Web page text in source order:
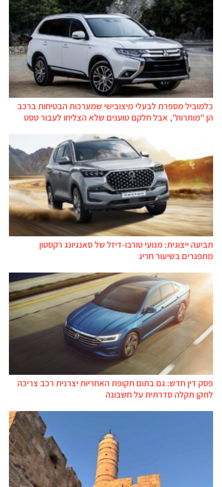
כלמוביל מספרת לבעלי מיצובישי שמערכות הבטיחות ברכב
הן "מותרות", אבל חלקם טוענים שלא הצליחו לעבור טסט
תביעה ייצוגית: מנועי טורבו-דיזל של סאנגיונג רקסטון
מתפגרים בשיעור חריג
פסק דין חדש: גם בתום תקופת האחריות יצרנית רכב צריכה
לתקן תקלה סדרתית על חשבונה